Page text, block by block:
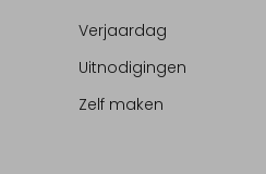
Verjaardag
Uitnodigingen
Zelf maken